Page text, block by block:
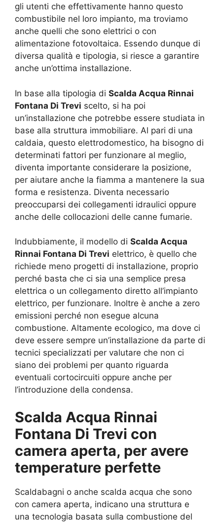
gli utenti che effettivamente hanno questo
combustibile nel loro impianto, ma troviamo
anche quelli che sono elettrici o con
alimentazione fotovoltaica. Essendo dunque di
diversa qualità e tipologia, si riesce a garantire
anche un’ottima installazione.
In base alla tipologia di Scalda Acqua Rinnai
Fontana Di Trevi scelto, si ha poi
un’installazione che potrebbe essere studiata in
base alla struttura immobiliare. Al pari di una
caldaia, questo elettrodomestico, ha bisogno di
determinati fattori per funzionare al meglio,
diventa importante considerare la posizione,
per aiutare anche la fiamma a mantenere la sua
forma e resistenza. Diventa necessario
preoccuparsi dei collegamenti idraulici oppure
anche delle collocazioni delle canne fumarie.
Indubbiamente, il modello di Scalda Acqua
Rinnai Fontana Di Trevi elettrico, è quello che
richiede meno progetti di installazione, proprio
perché basta che ci sia una semplice presa
elettrica o un collegamento diretto all’impianto
elettrico, per funzionare. Inoltre è anche a zero
emissioni perché non esegue alcuna
combustione. Altamente ecologico, ma dove ci
deve essere sempre un’installazione da parte di
tecnici specializzati per valutare che non ci
siano dei problemi per quanto riguarda
eventuali cortocircuiti oppure anche per
l’introduzione della condensa.
Scalda Acqua Rinnai
Fontana Di Trevi con
camera aperta, per avere
temperature perfette
Scaldabagni o anche scalda acqua che sono
con camera aperta, indicano una struttura e
una tecnologia basata sulla combustione del